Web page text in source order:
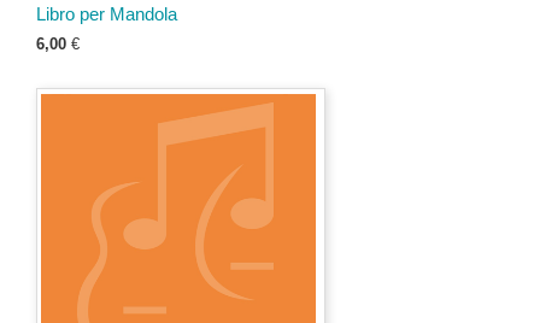
Libro per Mandola
6,00 €